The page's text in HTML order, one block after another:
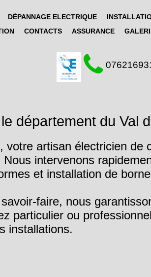
DÉPANNAGE ELECTRIQUE
CONTACTS ASSURANCE

département du Val
artisan électricien de
intervenons
et installation de
faire, nous
particulier ou
installations.